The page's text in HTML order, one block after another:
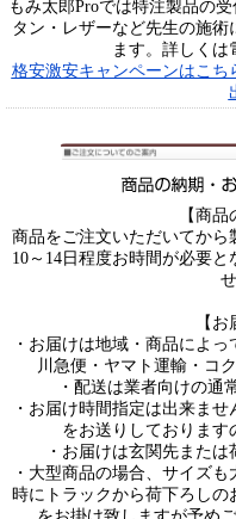
もみ太郎Proでは特注製品の
タン・レザーなど先生の施
ます。詳しくは
格安激安キャンペーンはこち
【商品
商品をご注文いただいてか
10～14日程度お時間が必要
【
・お届けは地域・商品によ
川急便・ヤマト運輸・コ
・配送は業者向けの通
・お届け時間指定は出来ま
をお送りしております
・お届けは玄関先また
・大型商品の場合、サイズ
時にトラックから荷下ろし